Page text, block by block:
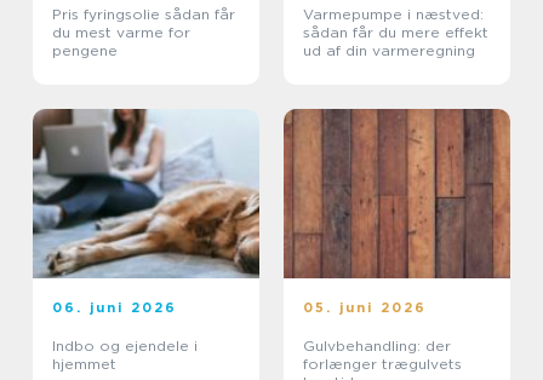
Pris fyringsolie sådan får
du mest varme for
pengene
Varmepumpe i næstved:
sådan får du mere effekt
ud af din varmeregning
06. juni 2026
Indbo og ejendele i
hjemmet
05. juni 2026
Gulvbehandling: der
forlænger trægulvets